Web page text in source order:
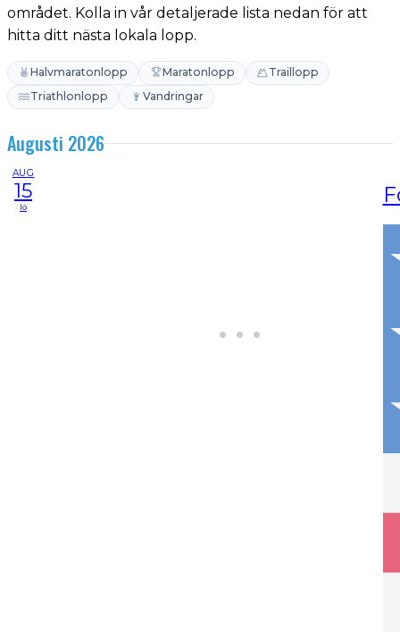
området. Kolla in vår detaljerade lista nedan för att
hitta ditt nästa lokala lopp.
Halvmaratonlopp Maratonlopp
Traillopp
Triathlonlopp
Vandringar
Augusti 2026
AUG
15
lö